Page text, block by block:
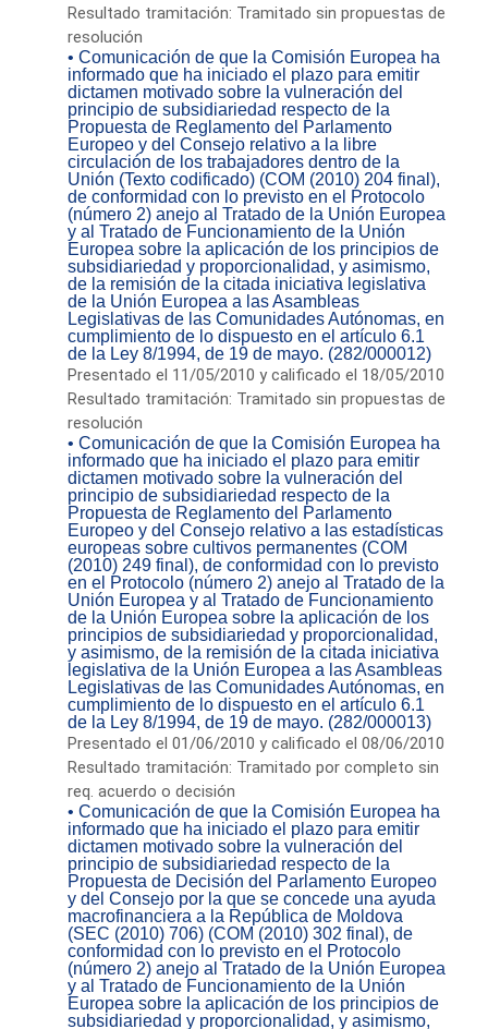
Resultado tramitación: Tramitado sin propuestas de
resolución
• Comunicación de que la Comisión Europea ha
informado que ha iniciado el plazo para emitir
dictamen motivado sobre la vulneración del
principio de subsidiariedad respecto de la
Propuesta de Reglamento del Parlamento
Europeo y del Consejo relativo a la libre
circulación de los trabajadores dentro de la
Unión (Texto codificado) (COM (2010) 204 final),
de conformidad con lo previsto en el Protocolo
(número 2) anejo al Tratado de la Unión Europea
y al Tratado de Funcionamiento de la Unión
Europea sobre la aplicación de los principios de
subsidiariedad y proporcionalidad, y asimismo,
de la remisión de la citada iniciativa legislativa
de la Unión Europea a las Asambleas
Legislativas de las Comunidades Autónomas, en
cumplimiento de lo dispuesto en el artículo 6.1
de la Ley 8/1994, de 19 de mayo. (282/000012)
Presentado el 11/05/2010 y calificado el 18/05/2010
Resultado tramitación: Tramitado sin propuestas de
resolución
• Comunicación de que la Comisión Europea ha
informado que ha iniciado el plazo para emitir
dictamen motivado sobre la vulneración del
principio de subsidiariedad respecto de la
Propuesta de Reglamento del Parlamento
Europeo y del Consejo relativo a las estadísticas
europeas sobre cultivos permanentes (COM
(2010) 249 final), de conformidad con lo previsto
en el Protocolo (número 2) anejo al Tratado de la
Unión Europea y al Tratado de Funcionamiento
de la Unión Europea sobre la aplicación de los
principios de subsidiariedad y proporcionalidad,
y asimismo, de la remisión de la citada iniciativa
legislativa de la Unión Europea a las Asambleas
Legislativas de las Comunidades Autónomas, en
cumplimiento de lo dispuesto en el artículo 6.1
de la Ley 8/1994, de 19 de mayo. (282/000013)
Presentado el 01/06/2010 y calificado el 08/06/2010
Resultado tramitación: Tramitado por completo sin
req. acuerdo o decisión
• Comunicación de que la Comisión Europea ha
informado que ha iniciado el plazo para emitir
dictamen motivado sobre la vulneración del
principio de subsidiariedad respecto de la
Propuesta de Decisión del Parlamento Europeo
y del Consejo por la que se concede una ayuda
macrofinanciera a la República de Moldova
(SEC (2010) 706) (COM (2010) 302 final), de
conformidad con lo previsto en el Protocolo
(número 2) anejo al Tratado de la Unión Europea
y al Tratado de Funcionamiento de la Unión
Europea sobre la aplicación de los principios de
subsidiariedad y proporcionalidad, y asimismo,